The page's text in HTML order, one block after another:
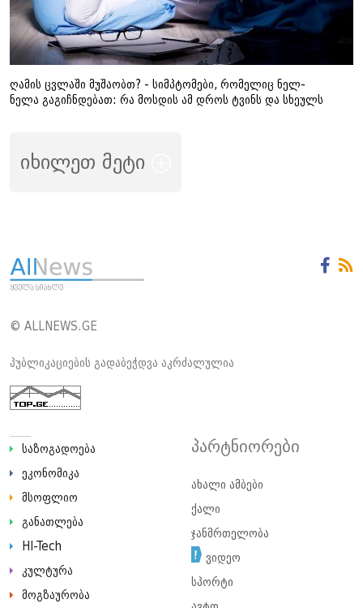
ღამის ცვლაში მუშაობთ? - სიმპტომები, რომელიც ნელ-
ნელა გაგიჩნდებათ: რა მოსდის ამ დროს ტვინს და სხეულს
იხილეთ მეტი
© ALLNEWS.GE
პუბლიკაციების გადაბეჭდვა აკრძალულია
საზოგადოება
ეკონომიკა
მსოფლიო
განათლება
HI-Tech
კულტურა
მოგზაურობა
პარტნიორები
ახალი ამბები
ქალი
ჯანმრთელობა
ვიდეო
სპორტი